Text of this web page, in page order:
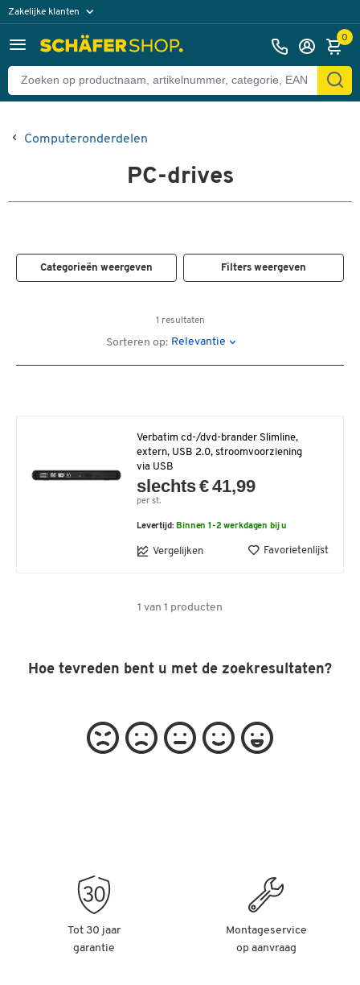
Zakelijke klanten
Particuliere klanten 0
Computeronderdelen
PC-drives
Categorieën weergeven Filters weergeven
1 resultaten
Sorteren op: Relevantie
Verbatim cd-/dvd-brander Slimline,
extern, USB 2.0, stroomvoorziening
via USB
slechts € 41,99
per st.
Levertijd: Binnen 1-2 werkdagen bij u
Vergelijken Favorietenlijst
1 van 1 producten
Hoe tevreden bent u met de zoekresultaten?
Tot 30 jaar
garantie
Montageservice
op aanvraag